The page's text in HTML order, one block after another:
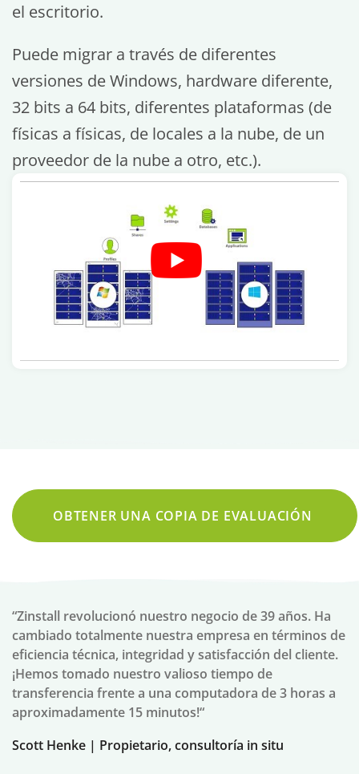
el escritorio.
Puede migrar a través de diferentes
versiones de Windows, hardware diferente,
32 bits a 64 bits, diferentes plataformas (de
físicas a físicas, de locales a la nube, de un
proveedor de la nube a otro, etc.).
OBTENER UNA COPIA DE EVALUACIÓN
“Zinstall revolucionó nuestro negocio de 39 años. Ha
cambiado totalmente nuestra empresa en términos de
eficiencia técnica, integridad y satisfacción del cliente.
¡Hemos tomado nuestro valioso tiempo de
transferencia frente a una computadora de 3 horas a
aproximadamente 15 minutos!“
Scott Henke | Propietario, consultoría in situ